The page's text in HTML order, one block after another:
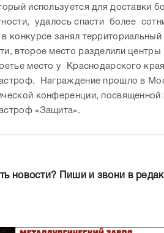
используется для доставки
удалось спасти более
конкурсе занял
второе место разделили
место у Краснодарского
Награждение прошло в
конференции,
«Защита».
новости? Пиши и звони в